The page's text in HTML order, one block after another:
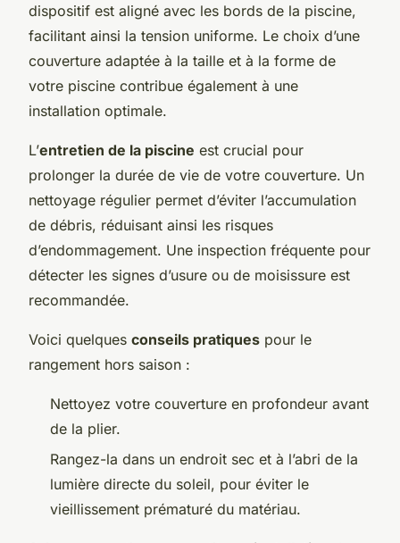
dispositif est aligné avec les bords de la piscine,
facilitant ainsi la tension uniforme. Le choix d’une
couverture adaptée à la taille et à la forme de
votre piscine contribue également à une
installation optimale.
L’entretien de la piscine est crucial pour
prolonger la durée de vie de votre couverture. Un
nettoyage régulier permet d’éviter l’accumulation
de débris, réduisant ainsi les risques
d’endommagement. Une inspection fréquente pour
détecter les signes d’usure ou de moisissure est
recommandée.
Voici quelques conseils pratiques pour le
rangement hors saison :
Nettoyez votre couverture en profondeur avant
de la plier.
Rangez-la dans un endroit sec et à l’abri de la
lumière directe du soleil, pour éviter le
vieillissement prématuré du matériau.